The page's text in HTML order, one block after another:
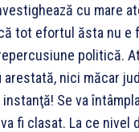
cu mare
tot efortul ăsta nu e
politică.
arestată, nici măcar
Se va
fi clasat. La ce nivel